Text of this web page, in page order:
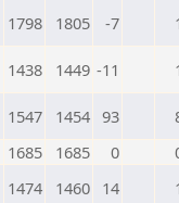
1798 1805 -7
1438 1449 -11
1547 1454 93
1685 1685 0
1474 1460 14